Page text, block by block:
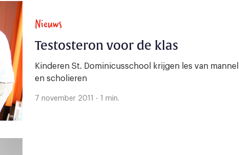
Nieuws
Testosteron voor de klas
Kinderen St. Dominicusschool krijgen les van
en scholieren
7 november 2011 - 1 min.